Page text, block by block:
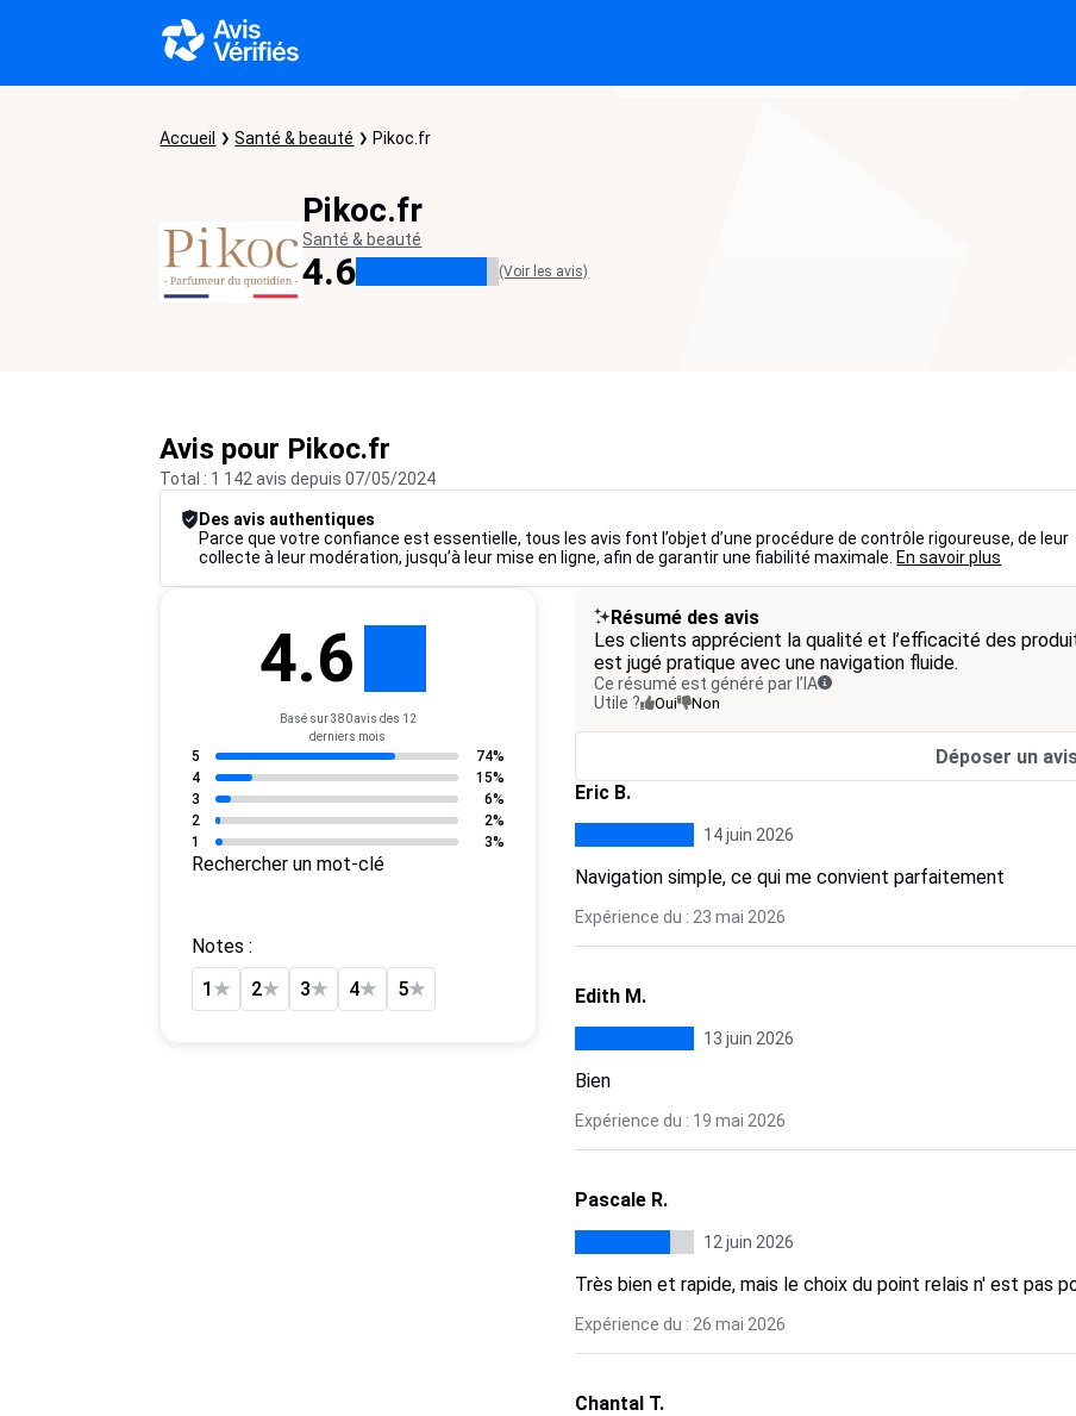
Accueil Santé & beauté Pikoc.fr
Pikoc.fr
Santé & beauté
4.6 (Voir les avis)
Avis pour Pikoc.fr
Total : 1 142 avis depuis 07/05/2024
Des avis authentiques
Parce que votre confiance est essentielle, tous les avis font l’objet d’une procédure de contrôle rigoureuse, de leur
collecte à leur modération, jusqu’à leur mise en ligne, afin de garantir une fiabilité maximale. En savoir plus
4.6
Basé sur 380 avis des 12
derniers mois
5
74%
4
15%
3
6%
2
2%
1
3%
Rechercher un mot-clé
Notes :
1 ★ 2★ 3★ 4★ 5★
Résumé des avis
Les clients apprécient la qualité et l’efficacité des
est jugé pratique avec une navigation fluide.
Ce résumé est généré par l’IA
Utile ?
Oui Non
Déposer un
Eric B.
14 juin 2026
Navigation simple, ce qui me convient parfaitement
Expérience du : 23 mai 2026
Edith M.
13 juin 2026
Bien
Expérience du : 19 mai 2026
Pascale R.
12 juin 2026
Très bien et rapide, mais le choix du point relais n' est pas
Expérience du : 26 mai 2026
Chantal T.